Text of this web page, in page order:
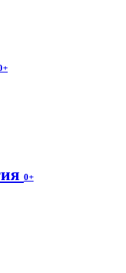
0+